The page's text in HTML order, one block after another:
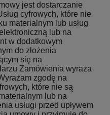
jest dostarczanie
cyfrowych, które nie
materialnym lub usług
lub na
w dodatkowym
do złożenia
się na
Zamówienia wyraża
zgodę na
które nie są
lub na
usługi przed upływem